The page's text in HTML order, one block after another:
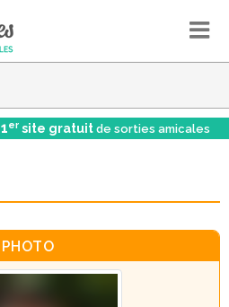
1er site gratuit de sorties amicales
PHOTO